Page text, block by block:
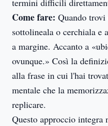
termini difficili
Come fare: Quando trovi
sottolineala o cerchiala e
a margine. Accanto a
ovunque.» Così la
alla frase in cui l'hai
mentale che la
replicare.
Questo approccio integra